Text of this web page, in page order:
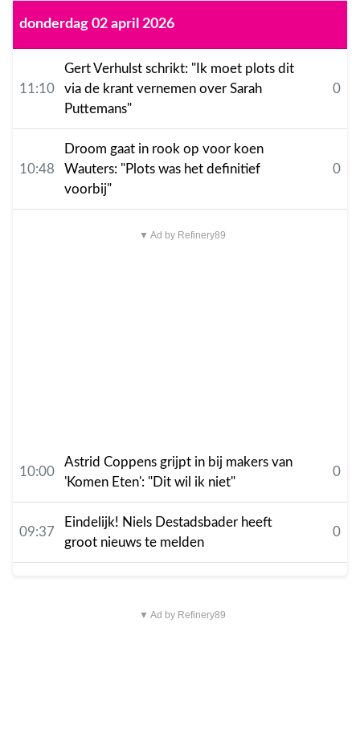
donderdag 02 april 2026
11:10
Gert Verhulst schrikt: "Ik moet plots dit
via de krant vernemen over Sarah
Puttemans"
0
10:48
Droom gaat in rook op voor koen
Wauters: "Plots was het definitief
voorbij"
0
▼ Ad by Refinery89
10:00
Astrid Coppens grijpt in bij makers van
'Komen Eten': "Dit wil ik niet"
0
09:37
Eindelijk! Niels Destadsbader heeft
groot nieuws te melden
0
▼ Ad by Refinery89